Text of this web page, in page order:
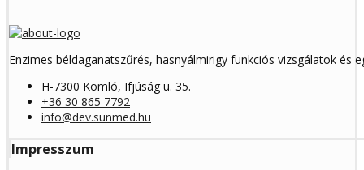
Enzimes béldaganatszűrés, hasnyálmirigy funkciós vizsgálatok és
H-7300 Komló, Ifjúság u. 35.
+36 30 865 7792
info@dev.sunmed.hu
Impresszum